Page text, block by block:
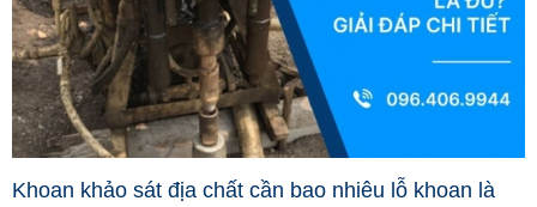
Khoan khảo sát địa chất cần bao nhiêu lỗ khoan là